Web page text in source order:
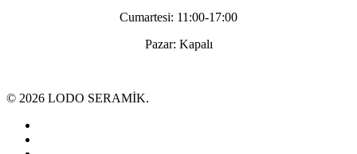
Cumartesi: 11:00-17:00
Pazar: Kapalı
© 2026 LODO SERAMİK.